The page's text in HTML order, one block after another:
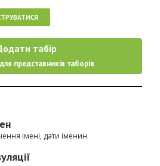
табір
представників таборів
імені, дати іменин